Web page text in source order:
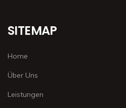
SITEMAP
Home
Über Uns
Leistungen